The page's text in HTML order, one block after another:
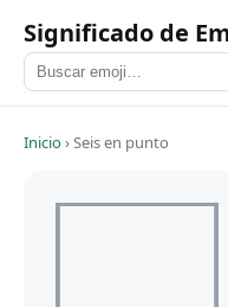
Significado de
Inicio›Seis en punto